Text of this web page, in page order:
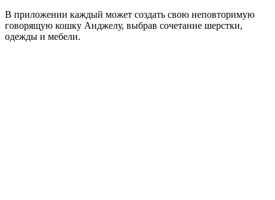
В приложении каждый может создать свою неповторимую
говорящую кошку Анджелу, выбрав сочетание шерстки,
одежды и мебели.